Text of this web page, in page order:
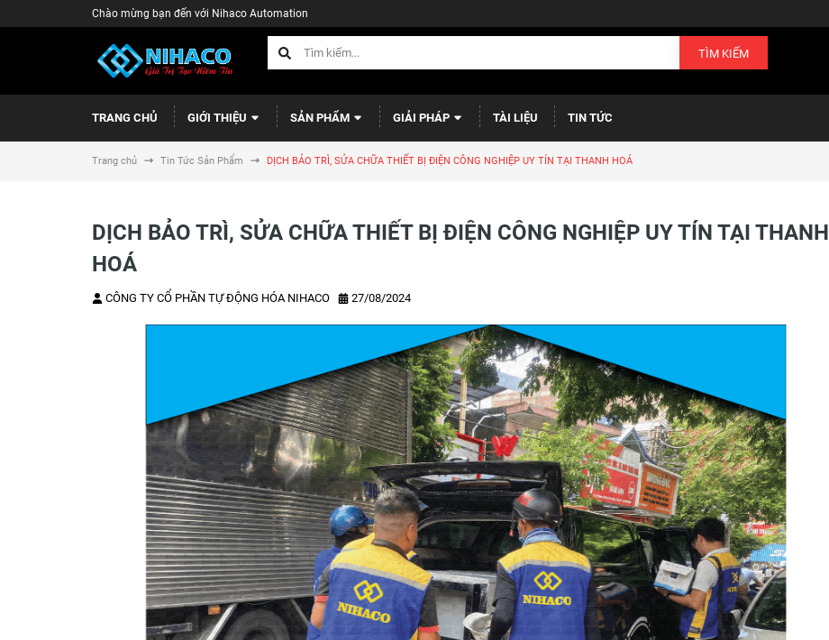
Chào mừng bạn đến với Nihaco Automation
TÌM KIẾM
TRANG CHỦ GIỚI THIỆU SẢN PHẨM GIẢI PHÁP TÀI LIỆU TIN TỨC
Trang chủ Tin Tức Sản Phẩm DỊCH BẢO TRÌ, SỬA CHỮA THIẾT BỊ ĐIỆN CÔNG NGHIỆP UY TÍN TẠI THANH HOÁ
DỊCH BẢO TRÌ, SỬA CHỮA THIẾT BỊ ĐIỆN CÔNG NGHIỆP UY TÍN TẠI THANH
HOÁ
CÔNG TY CỔ PHẦN TỰ ĐỘNG HÓA NIHACO 27/08/2024